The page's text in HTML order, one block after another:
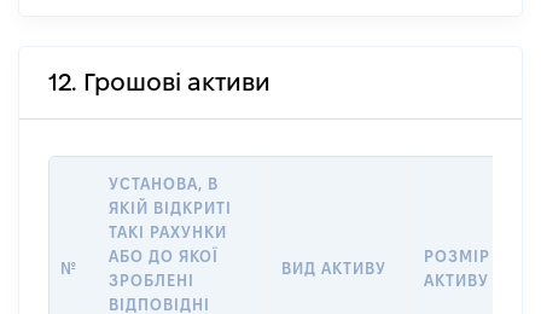
12. Грошові активи
№
УСТАНОВА, В
ЯКІЙ ВІДКРИТІ
ТАКІ РАХУНКИ
АБО ДО ЯКОЇ
ЗРОБЛЕНІ
ВІДПОВІДНІ
ВИД АКТИВУ
РОЗМІР
АКТИВУ